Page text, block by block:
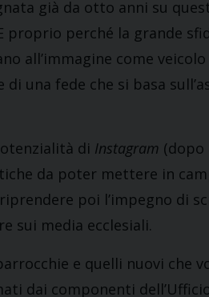
già da otto anni su
proprio perché la grande
all’immagine come
una fede che si basa
di Instagram
da poter mettere in
poi l’impegno di
sui media ecclesiali.
e quelli nuovi che
dai componenti